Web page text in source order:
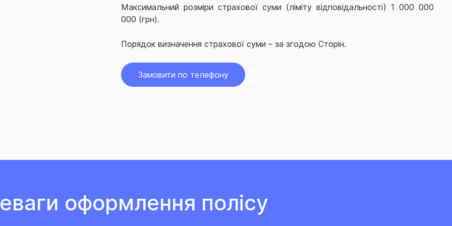
Максимальний розміри страхової суми (ліміту відповідальності) 1 000 000
000 (грн).
Порядок визначення страхової суми – за згодою Сторін.
Замовити по телефону
оформлення полісу